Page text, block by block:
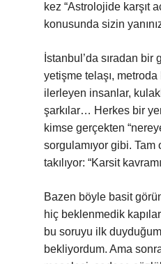
kez “Astrolojide karşıt
konusunda sizin
İstanbul’da sıradan
yetişme telaşı,
ilerleyen insanlar,
şarkılar… Herkes bir
kimse gerçekten
sorgulamıyor gibi. Tam
takılıyor: “Karsit
Bazen böyle basit
hiç beklenmedik
bu soruyu ilk
bekliyordum. Ama